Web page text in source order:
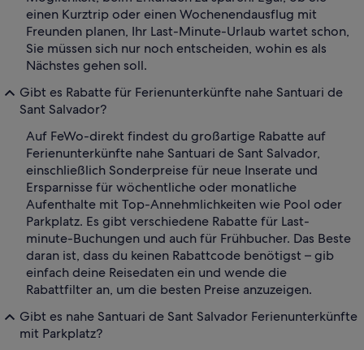
einen Kurztrip oder einen Wochenendausflug mit
Freunden planen, Ihr Last-Minute-Urlaub wartet schon,
Sie müssen sich nur noch entscheiden, wohin es als
Nächstes gehen soll.
Gibt es Rabatte für Ferienunterkünfte nahe Santuari de
Sant Salvador?
Auf FeWo-direkt findest du großartige Rabatte auf
Ferienunterkünfte nahe Santuari de Sant Salvador,
einschließlich Sonderpreise für neue Inserate und
Ersparnisse für wöchentliche oder monatliche
Aufenthalte mit Top-Annehmlichkeiten wie Pool oder
Parkplatz. Es gibt verschiedene Rabatte für Last-
minute-Buchungen und auch für Frühbucher. Das Beste
daran ist, dass du keinen Rabattcode benötigst – gib
einfach deine Reisedaten ein und wende die
Rabattfilter an, um die besten Preise anzuzeigen.
Gibt es nahe Santuari de Sant Salvador Ferienunterkünfte
mit Parkplatz?